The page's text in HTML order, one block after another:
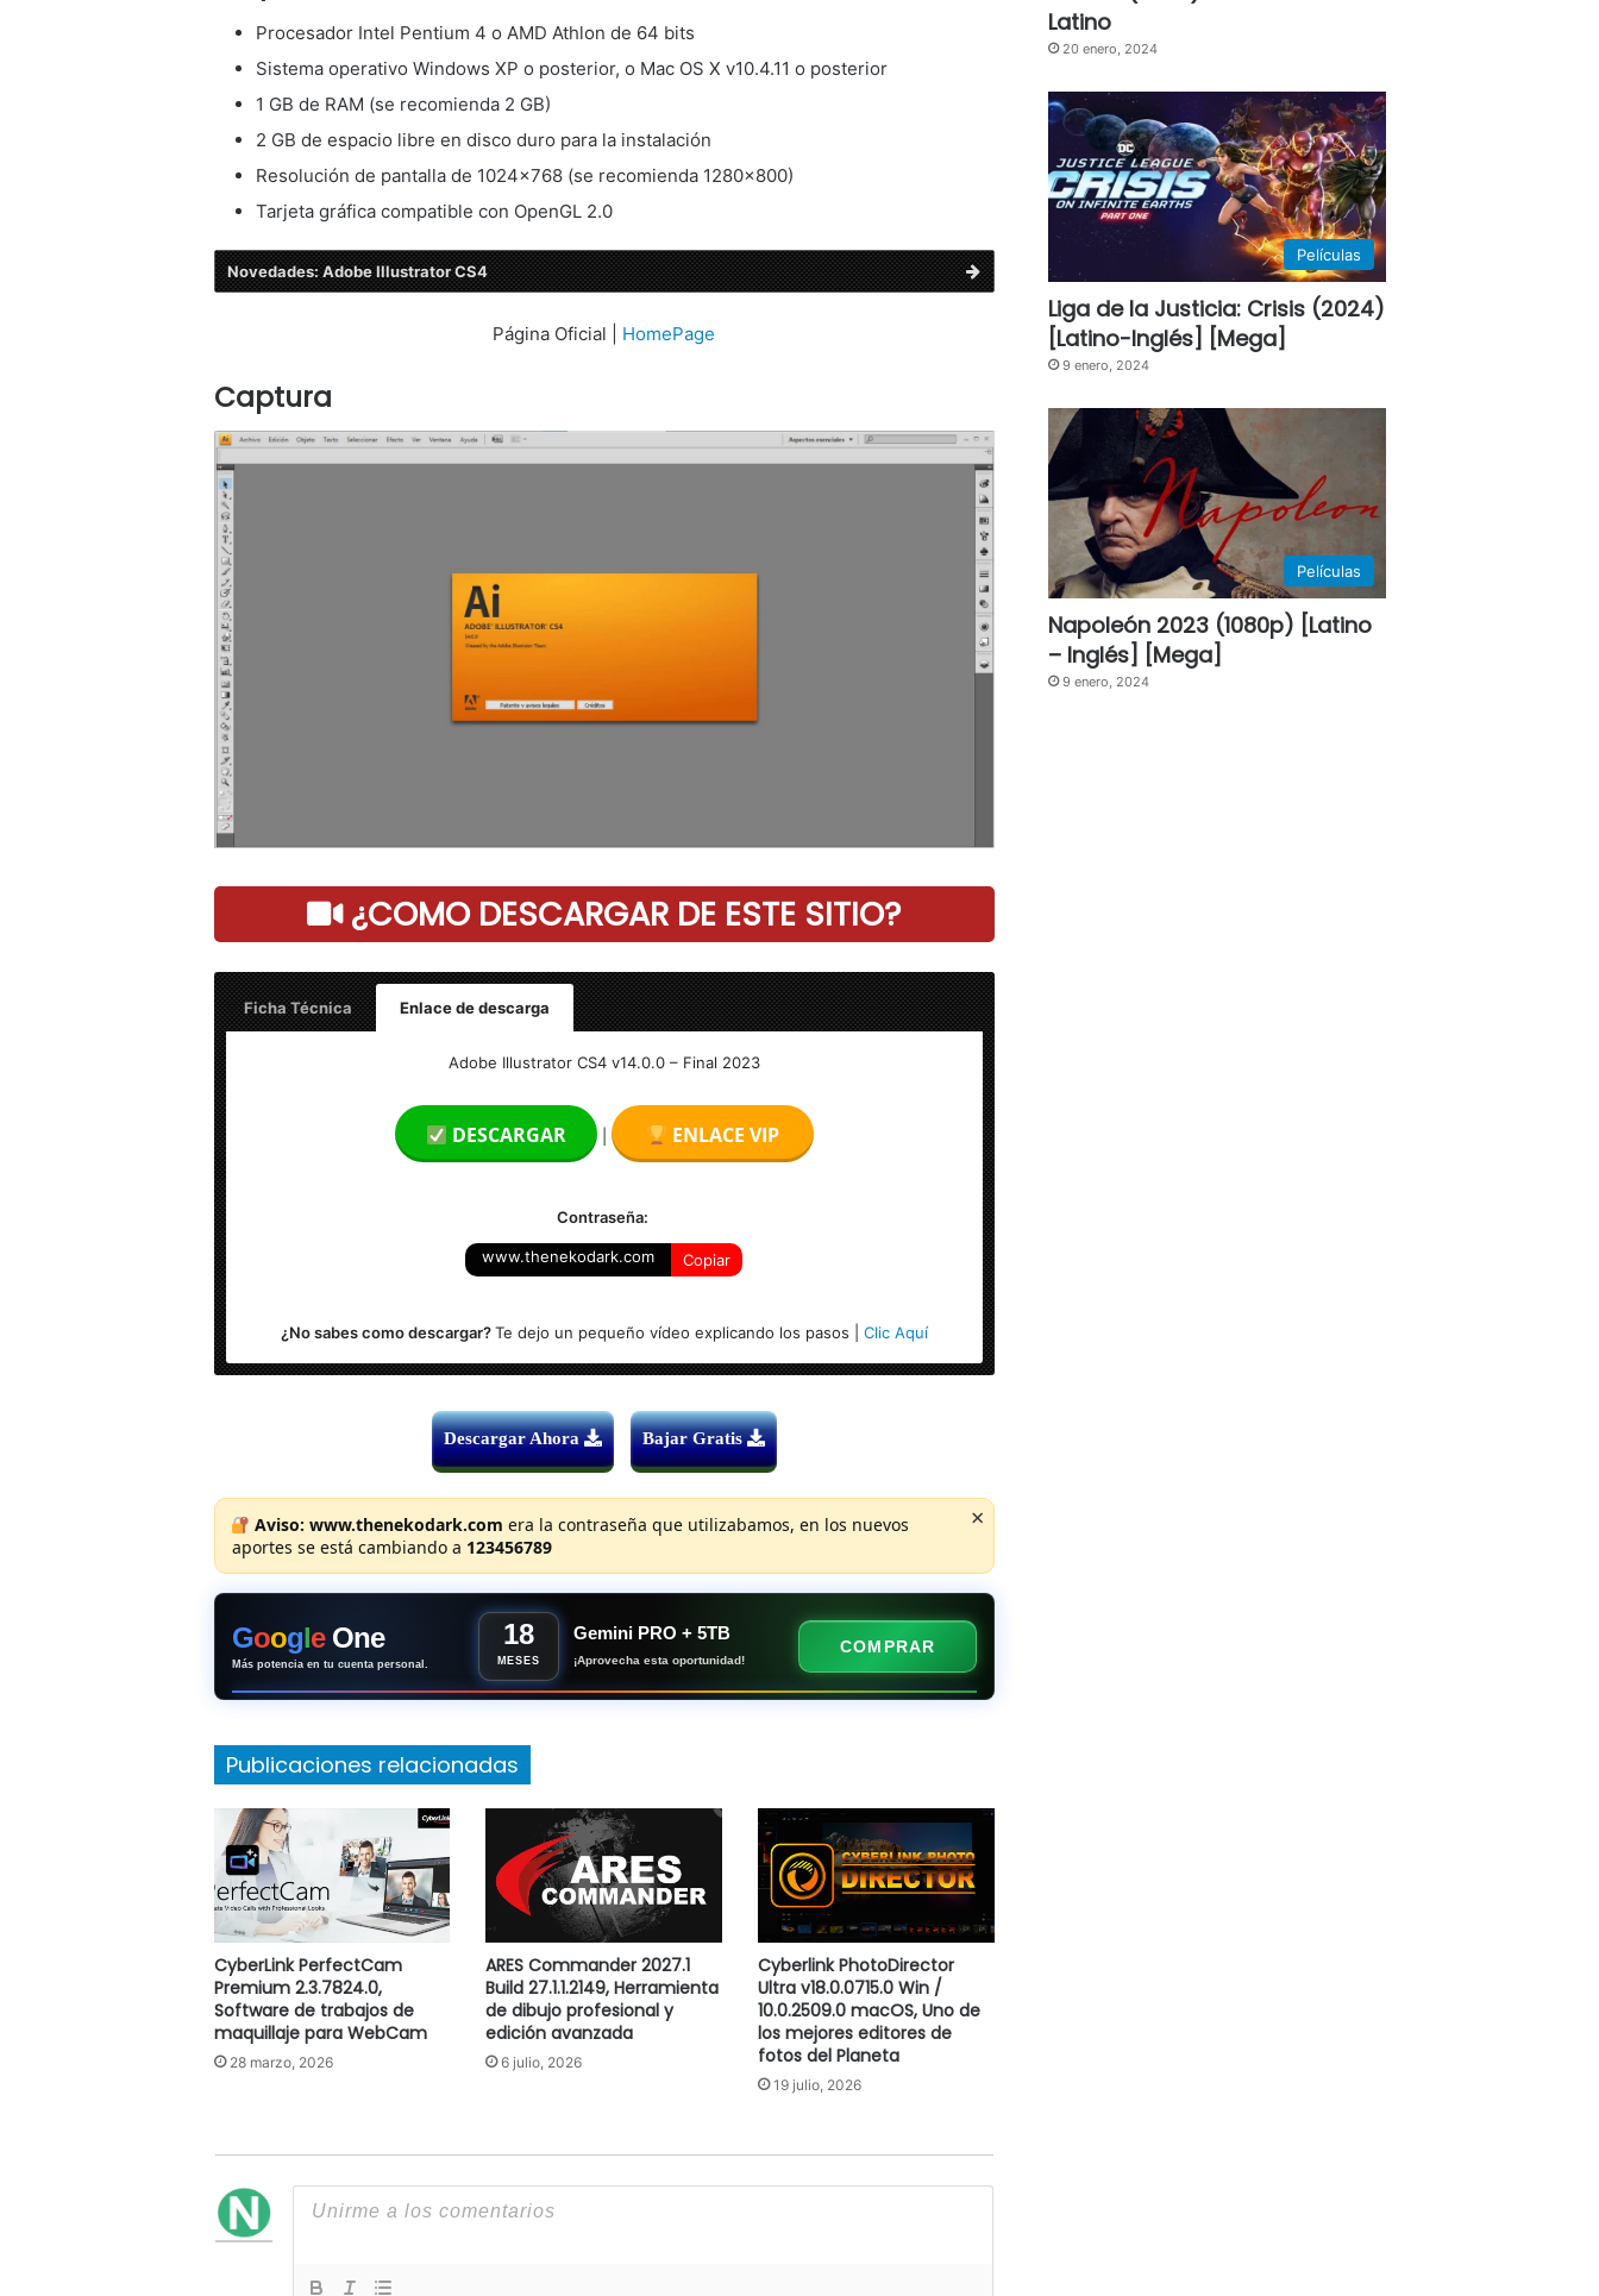
Procesador Intel Pentium 4 o AMD Athlon de 64 bits
Sistema operativo Windows XP o posterior, o Mac OS X v10.4.11 o posterior
1 GB de RAM (se recomienda 2 GB)
2 GB de espacio libre en disco duro para la instalación
Resolución de pantalla de 1024×768 (se recomienda 1280×800)
Tarjeta gráfica compatible con OpenGL 2.0
Novedades: Adobe Illustrator CS4
Página Oficial | HomePage
Captura
¿COMO DESCARGAR DE ESTE SITIO?
Ficha Técnica
Enlace de descarga
Idioma: Multilengua (Español)
Sistema Operativo: Windows (32 & x64-bits)
Adobe Illustrator CS4 v14.0.0 – Final 2023
DESCARGAR | ENLACE VIP
Contraseña:
www.thenekodark.com Copiar
¿No sabes como descargar?Te dejo un pequeño vídeo explicando los pasos | Clic Aquí
Descargar Ahora Bajar Gratis
Aviso: www.thenekodark.com era la contraseña que utilizabamos, en los nuevos
aportes se está cambiando a 123456789
×
Google One
Más potencia en tu cuenta personal.
18
MESES
Gemini PRO + 5TB
¡Aprovecha esta oportunidad!
COMPRAR
Publicaciones relacionadas
CyberLink PerfectCam
Premium 2.3.7824.0,
Software de trabajos de
maquillaje para WebCam
28 marzo, 2026
ARES Commander 2027.1
Build 27.1.1.2149, Herramienta
de dibujo profesional y
edición avanzada
6 julio, 2026
Cyberlink PhotoDirector
Ultra v18.0.0715.0 Win /
10.0.2509.0 macOS, Uno de
los mejores editores de
fotos del Planeta
19 julio, 2026
Latino
20 enero, 2024
Películas
Liga de la Justicia: Crisis (2024)
[Latino-Inglés] [Mega]
9 enero, 2024
Películas
Napoleón 2023 (1080p) [Latino
– Inglés] [Mega]
9 enero, 2024